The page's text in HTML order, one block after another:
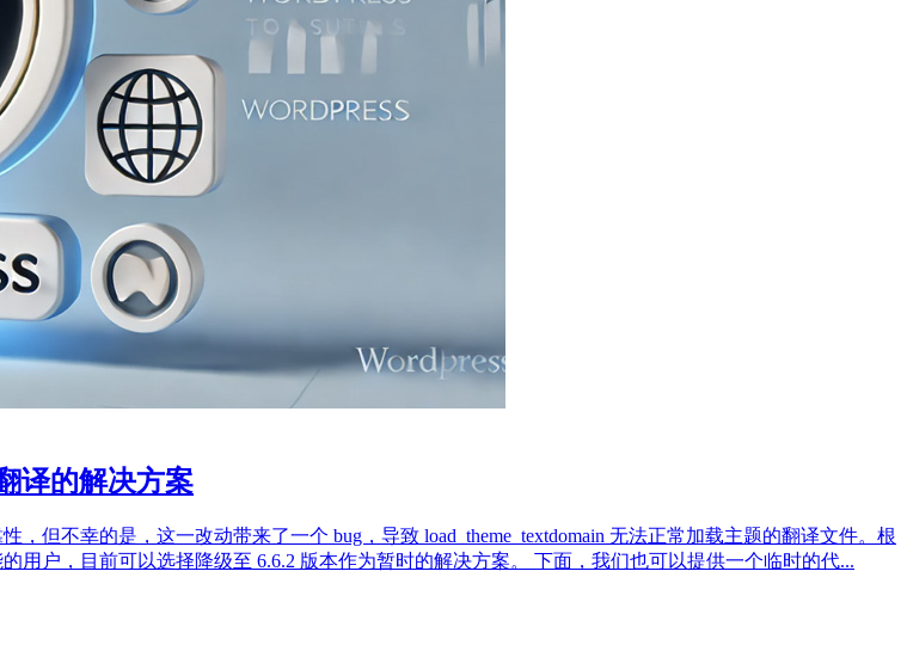
译的解决方案
但不幸的是，这一改动带来了一个 bug，导致 load_theme_textdomain 无法正常加载主题的翻译文件。根
用户，目前可以选择降级至 6.6.2 版本作为暂时的解决方案。 下面，我们也可以提供一个临时的代...